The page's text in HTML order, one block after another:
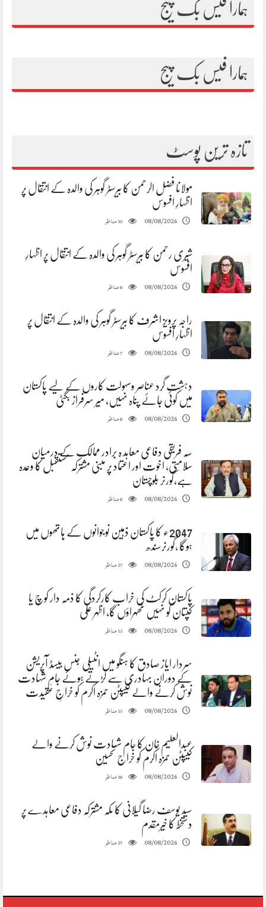
ہمارا فیس بک پیج
ہمارا فیس بک پیج
تازہ ترین پوسٹ
مولانا فضل الرحمن کا بیرسٹر گوہر کی والدہ کے انتقال پر
اظہارِ افسوس
08/08/2026
10مناظر
شیری رحمن کا بیرسٹر گوہر کی والدہ کے انتقال پر اظہارِ
افسوس
08/08/2026
8مناظر
راجہ پرویز اشرف کا بیرسٹر گوہر کی والدہ کے انتقال پر
اظہارِ افسوس
08/08/2026
7مناظر
دہشت گرد عناصر وسہولت کاروں کے لیے پاکستان
میں کوئی جائے پناہ نہیں، میر سرفراز بگٹی
08/08/2026
8مناظر
سہ فریقی دفاعی معاہد ہ برادر ممالک کے درمیان
سلامتی، اخوت اور اعتماد پر مبنی مشترکہ مستقبل کا وعدہ
ہے،گورنر بلوچستان
08/08/2026
8مناظر
2047ء کا پاکستان ذہین نوجوانوں کے ہاتھوں میں
ہوگا ،گورنرسندھ
08/08/2026
17مناظر
پاکستان کرکٹ کی خراب کارکردگی کا ذمہ دار کوچ یا
کپتان کو نہیں ٹھہراؤں گا، اظہر علی
08/08/2026
15مناظر
سردار ایاز صادق کا ہنگو میں انٹیلی جنس بیسڈ آپریشن
کے دوران بہادری سے لڑتے ہوئے جامِ شہادت
نوش کرنے والے کیپٹن حمزہ اکرم کو خراجِ عقیدت
08/08/2026
15مناظر
عبدالعلیم خان کا جام شہادت نوش کرنے والے
کیپٹن حمزہ اکرم کو خراج تحسین
08/08/2026
18مناظر
سید یوسف رضا گیلانی کا مکہ مشترکہ دفاعی معاہدے پر
دستخط کا خیرمقدم
08/08/2026
17مناظر